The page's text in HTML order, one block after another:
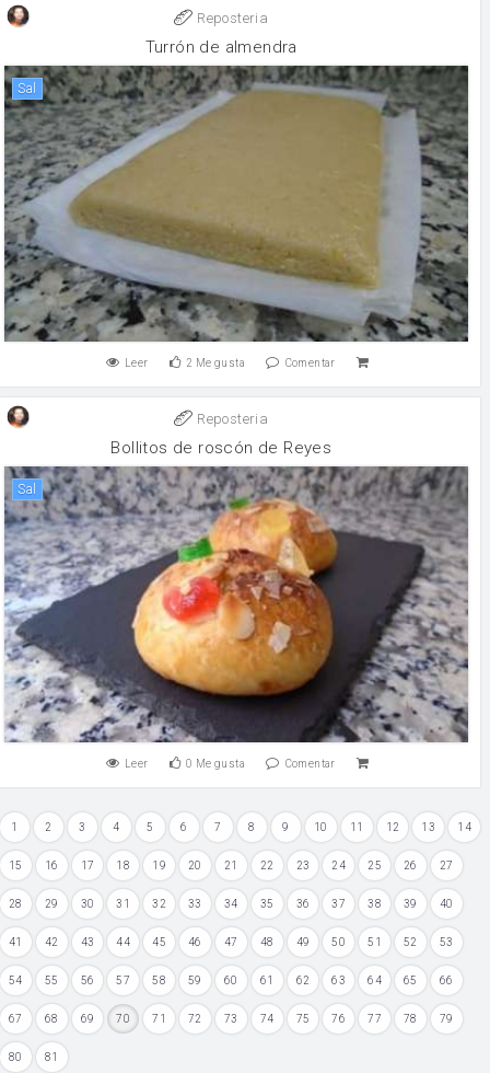
Reposteria
Turrón de almendra
sal
Leer 2 Me gusta Comentar
Reposteria
Bollitos de roscón de Reyes
sal
Leer 0 Me gusta Comentar
1 2 3 4 5 6 7 8 9 10 11 12 13 14
15 16 17 18 19 20 21 22 23 24 25 26 27
28 29 30 31 32 33 34 35 36 37 38 39 40
41 42 43 44 45 46 47 48 49 50 51 52 53
54 55 56 57 58 59 60 61 62 63 64 65 66
67 68 69 70 71 72 73 74 75 76 77 78 79
80 81